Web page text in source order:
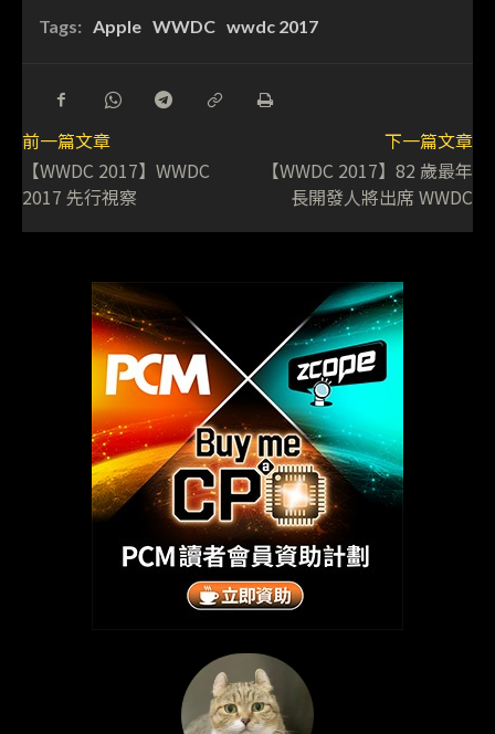
Tags: Apple WWDC wwdc 2017
前一篇文章
【WWDC 2017】WWDC
2017 先行視察
下一篇文章
【WWDC 2017】82 歲最年
長開發人將出席 WWDC